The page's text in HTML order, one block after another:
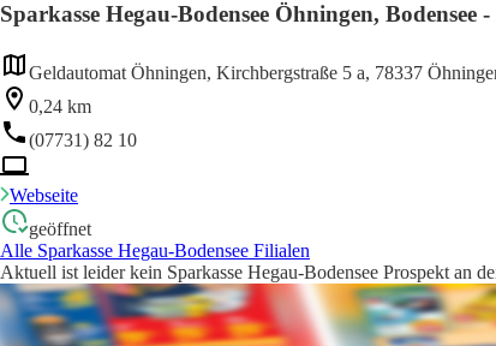
Sparkasse Hegau-Bodensee Öhningen, Bodensee
Geldautomat Öhningen, Kirchbergstraße 5 a, 78337
0,24 km
(07731) 82 10
Webseite
geöffnet
Alle Sparkasse Hegau-Bodensee Filialen
Aktuell ist leider kein Sparkasse Hegau-Bodensee Prospekt an